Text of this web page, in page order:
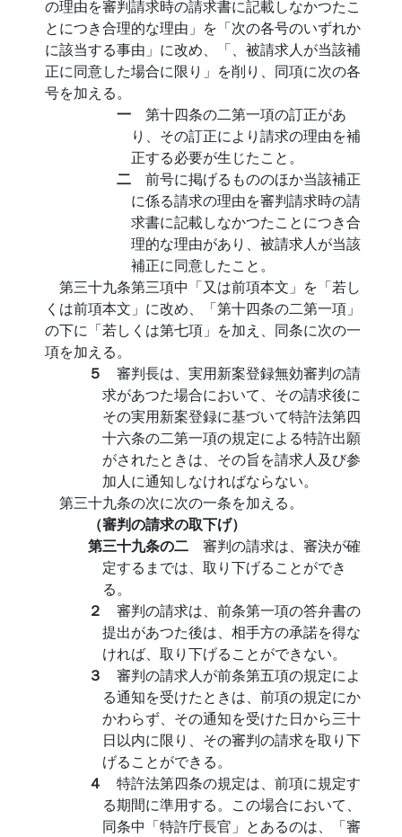
の理由を審判請求時の請求書に記載しなかつたこ
とにつき合理的な理由」を「次の各号のいずれか
に該当する事由」に改め、「、被請求人が当該補
正に同意した場合に限り」を削り、同項に次の各
号を加える。
一 第十四条の二第一項の訂正があ
り、その訂正により請求の理由を補
正する必要が生じたこと。
二 前号に掲げるもののほか当該補正
に係る請求の理由を審判請求時の請
求書に記載しなかつたことにつき合
理的な理由があり、被請求人が当該
補正に同意したこと。
第三十九条第三項中「又は前項本文」を「若し
くは前項本文」に改め、「第十四条の二第一項」
の下に「若しくは第七項」を加え、同条に次の一
項を加える。
５ 審判長は、実用新案登録無効審判の請
求があつた場合において、その請求後に
その実用新案登録に基づいて特許法第四
十六条の二第一項の規定による特許出願
がされたときは、その旨を請求人及び参
加人に通知しなければならない。
第三十九条の次に次の一条を加える。
（審判の請求の取下げ）
第三十九条の二 審判の請求は、審決が確
定するまでは、取り下げることができ
る。
２ 審判の請求は、前条第一項の答弁書の
提出があつた後は、相手方の承諾を得な
ければ、取り下げることができない。
３ 審判の請求人が前条第五項の規定によ
る通知を受けたときは、前項の規定にか
かわらず、その通知を受けた日から三十
日以内に限り、その審判の請求を取り下
げることができる。
４ 特許法第四条の規定は、前項に規定す
る期間に準用する。この場合において、
同条中「特許庁長官」とあるのは、「審